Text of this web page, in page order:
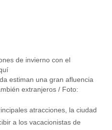
estiman una gran afluencia
extranjeros / Foto:
atracciones, la ciudad
a los vacacionistas de